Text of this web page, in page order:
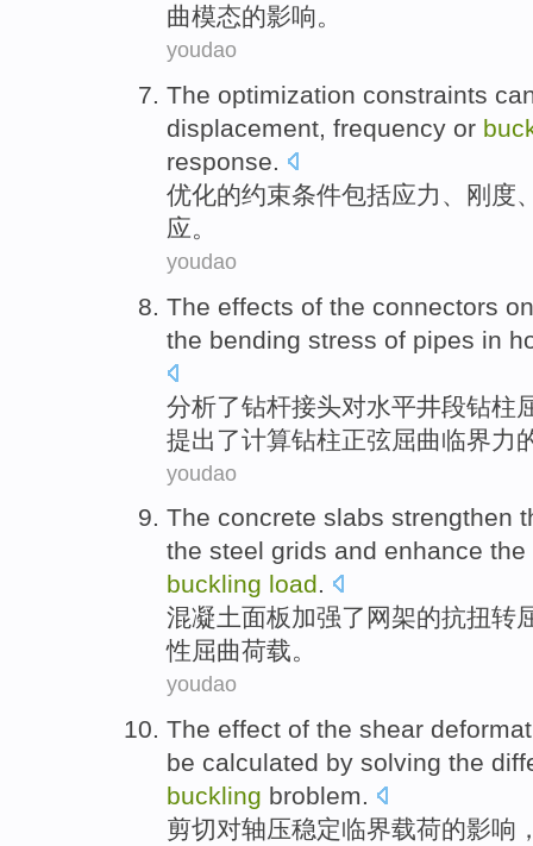
曲模态的影响。
youdao
The optimization constraints
displacement, frequency or
response.
优化的约束条件包括应力 、 刚度
应。
youdao
The effects of the connectors on
the bending stress of pipes in
分析了钻杆接头对水平井段钻柱
提出了计算钻柱正弦屈曲临界力
youdao
The concrete slabs strengthen
the steel grids and enhance the
buckling load.
混凝土面板加强了 网架的抗扭转
性屈曲荷载。
youdao
The effect of the shear
be calculated by solving the
buckling broblem.
剪切对轴压稳定临界载荷的影响